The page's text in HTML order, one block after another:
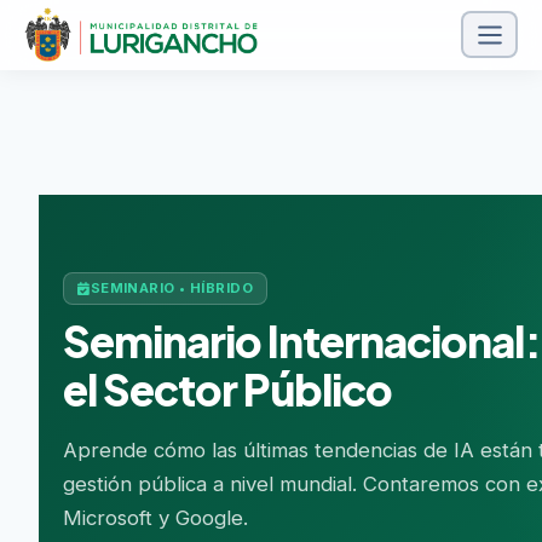
SEMINARIO • HÍBRIDO
Seminario
el Sector Público
Aprende cómo las últimas tendencias de IA están
gestión pública a nivel mundial. Contaremos con
Microsoft y Google.